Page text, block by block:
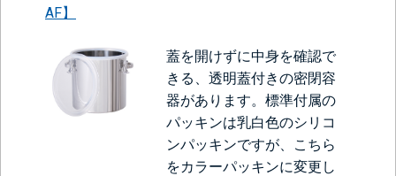
AF】
蓋を開けずに中身を確認で
きる、透明蓋付きの密閉容
器があります。標準付属の
パッキンは乳白色のシリコ
ンパッキンですが、こちら
をカラーパッキンに変更し